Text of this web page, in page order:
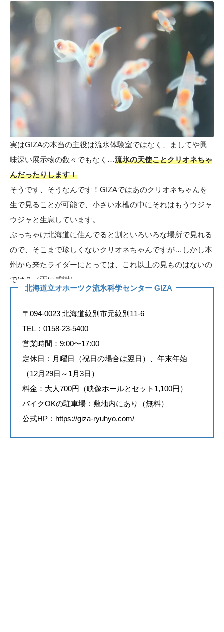
実はGIZAの本当の主役は流氷体験室ではなく、ましてや興
味深い展示物の数々でもなく…流氷の天使ことクリオネちゃ
んだったりします！
そうです、そうなんです！GIZAではあのクリオネちゃんを
生で見ることが可能で、小さい水槽の中にそれはもうウジャ
ウジャと生息しています。
ぶっちゃけ北海道に住んでると割といろいろな場所で見れる
ので、そこまで珍しくないクリオネちゃんですが…しかし本
州から来たライダーにとっては、これ以上の見ものはないの
では？（雨に感謝）
北海道立オホーツク流氷科学センター GIZA
〒094-0023 北海道紋別市元紋別11-6
TEL：0158-23-5400
営業時間：9:00〜17:00
定休日：月曜日（祝日の場合は翌日）、年末年始
（12月29日～1月3日）
料金：大人700円（映像ホールとセット1,100円）
バイクOKの駐車場：敷地内にあり（無料）
公式HP： https://giza-ryuhyo.com/